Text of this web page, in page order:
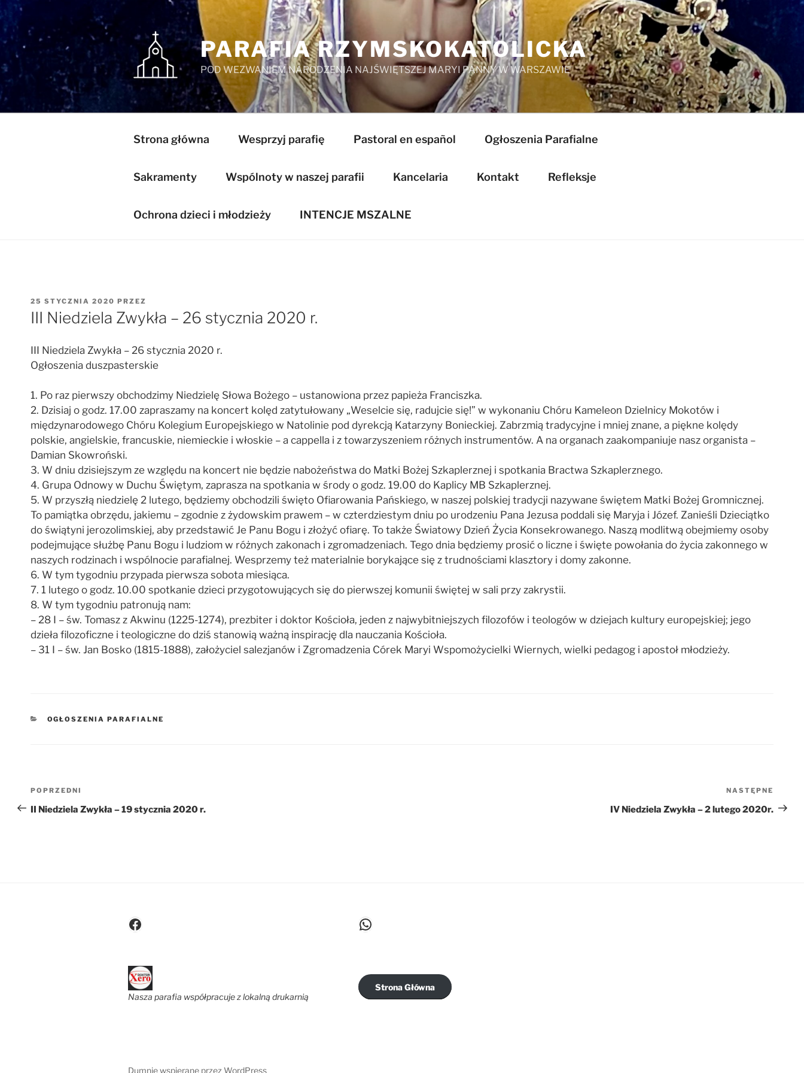
Przejdź
do
treści
PARAFIA RZYMSKOKATOLICKA
POD WEZWANIEM NARODZENIA NAJŚWIĘTSZEJ MARYI PANNY W WARSZAWIE
Strona główna Wesprzyj parafię Pastoral en español Ogłoszenia Parafialne
Sakramenty Wspólnoty w naszej parafii Kancelaria Kontakt Refleksje
Ochrona dzieci i młodzieży INTENCJE MSZALNE
OPUBLIKOWANE
W
25 STYCZNIA 2020 PRZEZ
III Niedziela Zwykła – 26 stycznia 2020 r.
III Niedziela Zwykła – 26 stycznia 2020 r.
Ogłoszenia duszpasterskie
1. Po raz pierwszy obchodzimy Niedzielę Słowa Bożego – ustanowiona przez papieża Franciszka.
2. Dzisiaj o godz. 17.00 zapraszamy na koncert kolęd zatytułowany „Weselcie się, radujcie się!” w wykonaniu Chóru Kameleon Dzielnicy Mokotów i
międzynarodowego Chóru Kolegium Europejskiego w Natolinie pod dyrekcją Katarzyny Bonieckiej. Zabrzmią tradycyjne i mniej znane, a piękne kolędy
polskie, angielskie, francuskie, niemieckie i włoskie – a cappella i z towarzyszeniem różnych instrumentów. A na organach zaakompaniuje nasz organista –
Damian Skowroński.
3. W dniu dzisiejszym ze względu na koncert nie będzie nabożeństwa do Matki Bożej Szkaplerznej i spotkania Bractwa Szkaplerznego.
4. Grupa Odnowy w Duchu Świętym, zaprasza na spotkania w środy o godz. 19.00 do Kaplicy MB Szkaplerznej.
5. W przyszłą niedzielę 2 lutego, będziemy obchodzili święto Ofiarowania Pańskiego, w naszej polskiej tradycji nazywane świętem Matki Bożej Gromnicznej.
To pamiątka obrzędu, jakiemu – zgodnie z żydowskim prawem – w czterdziestym dniu po urodzeniu Pana Jezusa poddali się Maryja i Józef. Zanieśli Dzieciątko
do świątyni jerozolimskiej, aby przedstawić Je Panu Bogu i złożyć ofiarę. To także Światowy Dzień Życia Konsekrowanego. Naszą modlitwą obejmiemy osoby
podejmujące służbę Panu Bogu i ludziom w różnych zakonach i zgromadzeniach. Tego dnia będziemy prosić o liczne i święte powołania do życia zakonnego w
naszych rodzinach i wspólnocie parafialnej. Wesprzemy też materialnie borykające się z trudnościami klasztory i domy zakonne.
6. W tym tygodniu przypada pierwsza sobota miesiąca.
7. 1 lutego o godz. 10.00 spotkanie dzieci przygotowujących się do pierwszej komunii świętej w sali przy zakrystii.
8. W tym tygodniu patronują nam:
– 28 I – św. Tomasz z Akwinu (1225-1274), prezbiter i doktor Kościoła, jeden z najwybitniejszych filozofów i teologów w dziejach kultury europejskiej; jego
dzieła filozoficzne i teologiczne do dziś stanowią ważną inspirację dla nauczania Kościoła.
– 31 I – św. Jan Bosko (1815-1888), założyciel salezjanów i Zgromadzenia Córek Maryi Wspomożycielki Wiernych, wielki pedagog i apostoł młodzieży.
KATEGORIE
OGŁOSZENIA PARAFIALNE
Nawigacja
wpisu
Poprzedni
wpis
POPRZEDNI
II Niedziela Zwykła – 19 stycznia 2020 r.
wpis
NASTĘPNE
IV Niedziela Zwykła – 2 lutego 2020r.
Facebook
Nasza parafia współpracuje z lokalną drukarnią
WhatsApp
Strona Główna
Dumnie wspierane przez WordPress